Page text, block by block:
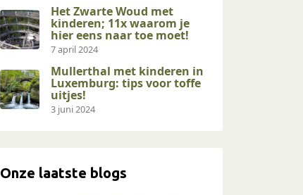
Het Zwarte Woud met
kinderen; 11x waarom je
hier eens naar toe moet!
7 april 2024
Mullerthal met kinderen in
Luxemburg: tips voor toffe
uitjes!
3 juni 2024
Onze laatste blogs